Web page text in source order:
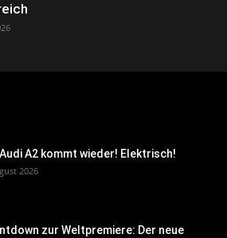
A2 kommt wieder! Elektrisch!
2026
zur Weltpremiere: Der neue